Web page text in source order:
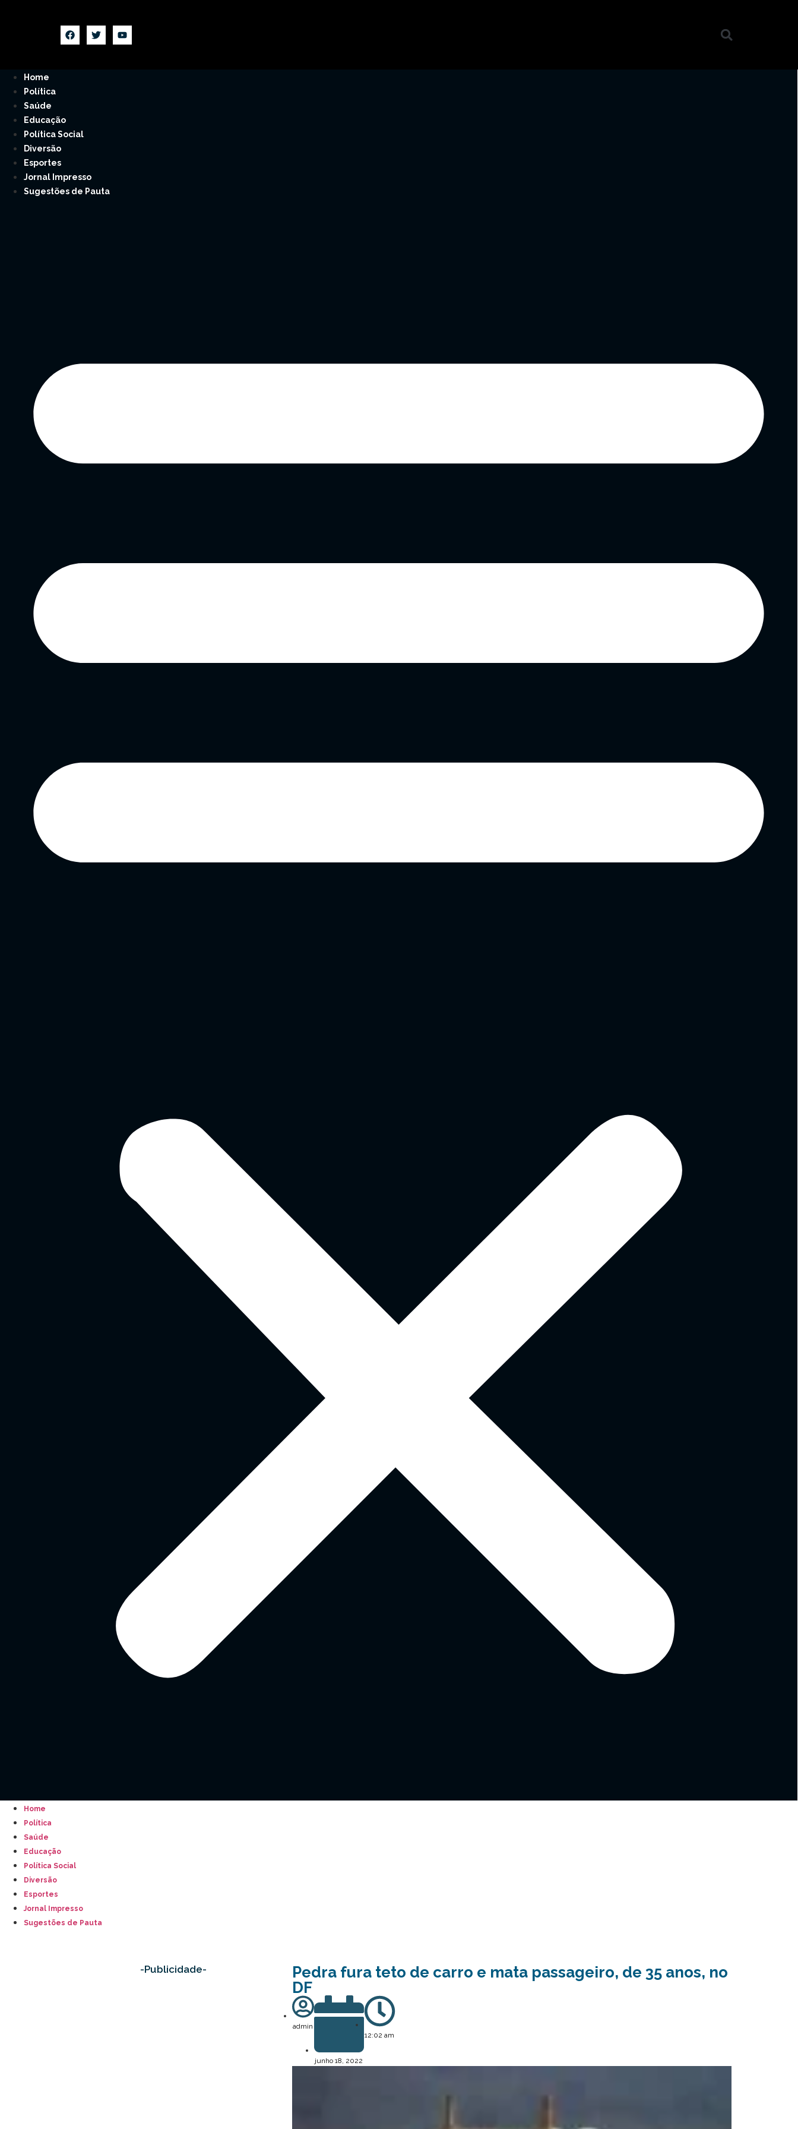
Home
Política
Saúde
Educação
Política Social
Diversão
Esportes
Jornal Impresso
Sugestões de Pauta
Home
Política
Saúde
Educação
Política Social
Diversão
Esportes
Jornal Impresso
Sugestões de Pauta
-Publicidade-
Pedra fura teto de carro e mata passageiro, de 35 anos, no
DF
admin
junho 18, 2022
12:02 am